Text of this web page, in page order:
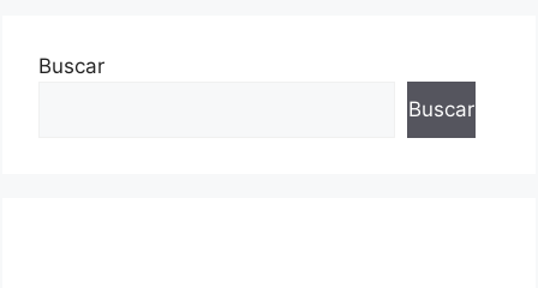
Buscar
Buscar